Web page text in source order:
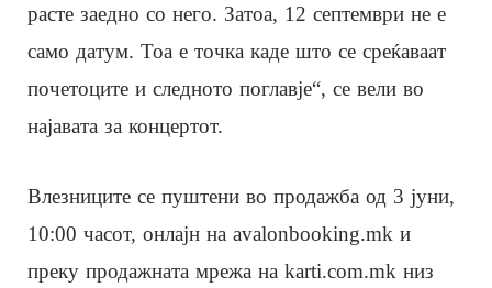
расте заедно со него. Затоа, 12 септември не е
само датум. Тоа е точка каде што се среќаваат
почетоците и следното поглавје“, се вели во
најавата за концертот.
Влезниците се пуштени во продажба од 3 јуни,
10:00 часот, онлајн на avalonbooking.mk и
преку продажната мрежа на karti.com.mk низ